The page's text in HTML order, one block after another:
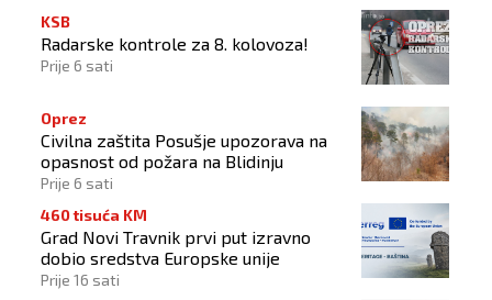
KSB
Radarske kontrole za 8. kolovoza!
Prije 6 sati
Oprez
Civilna zaštita Posušje upozorava na
opasnost od požara na Blidinju
Prije 6 sati
460 tisuća KM
Grad Novi Travnik prvi put izravno
dobio sredstva Europske unije
Prije 16 sati